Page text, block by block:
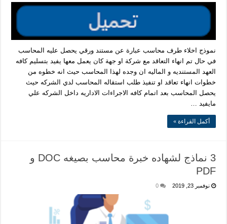
نموذج اخلاء طرف محاسب عبارة عن مستند ورقي يحصل عليه المحاسب
في حال تم انهاء التعاقد مع شركة او جهة كان يعمل معها يفيد بتسليم كافه
العهد المستنديه و الماليه ان وجده لهذا المحاسب حيث انه خطوه من
خطوات انهاء تعاقد او تنفيذ طلب استقاله المحاسب لدي الشركه حيث
يحصل المحاسب بعد اتمام كافه الاجراءات الاداريه داخل الشركه علي
مايفيد …
أكمل القراءة »
3 نماذج لشهاده خبرة محاسب بصيغه DOC و
PDF
نوفمبر 23, 2019 0